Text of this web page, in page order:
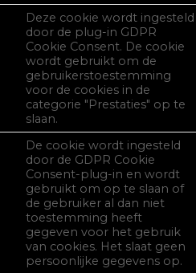
Deze cookie wordt ingesteld
door de plug-in GDPR
Cookie Consent. De cookie
wordt gebruikt om de
gebruikerstoestemming
voor de cookies in de
categorie "Prestaties" op te
slaan.
De cookie wordt ingesteld
door de GDPR Cookie
Consent-plug-in en wordt
gebruikt om op te slaan of
de gebruiker al dan niet
toestemming heeft
gegeven voor het gebruik
van cookies. Het slaat geen
persoonlijke gegevens op.